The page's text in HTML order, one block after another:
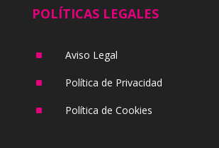
POLÍTICAS LEGALES
^ Aviso Legal
^ Política de Privacidad
^ Política de Cookies